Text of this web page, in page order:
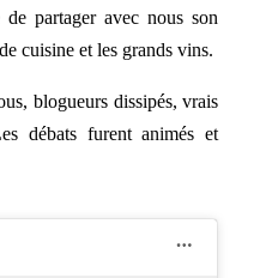
partager avec nous son
cuisine et les grands vins.
blogueurs dissipés, vrais
débats furent animés et